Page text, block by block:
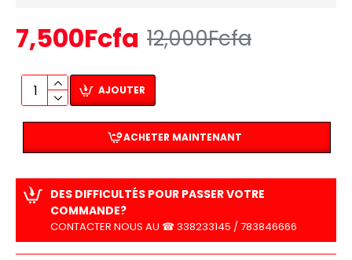
7,500Fcfa 12,000Fcfa
AJOUTER
ACHETER MAINTENANT
DES DIFFICULTÉS POUR PASSER VOTRE
COMMANDE?
CONTACTER NOUS AU ☎ 338233145 / 783846666